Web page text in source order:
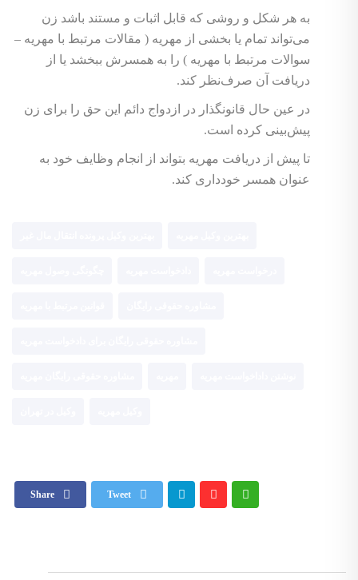
به هر شکل و روشی که قابل اثبات و مستند باشد زن
می‌تواند تمام یا بخشی از مهریه ( مقالات مرتبط با مهریه –
سوالات مرتبط با مهریه ) را به همسرش ببخشد یا از
دریافت آن صرف‌نظر کند.
در عین حال قانونگذار در ازدواج دائم این حق را برای زن
پیش‌بینی کرده است.
تا پیش از دریافت مهریه بتواند از انجام وظایف خود به
عنوان همسر خودداری کند.
Share Tweet